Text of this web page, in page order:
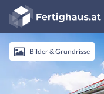
Fertighaus
Logo
AnmeldenBilder & Grundrisse